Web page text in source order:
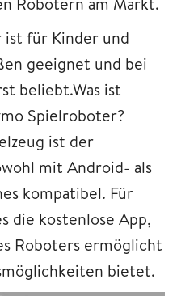
für Kinder und
geeignet und bei
beliebt.Was ist
Spielroboter?
ist der
mit Android- als
kompatibel. Für
die kostenlose App,
Roboters ermöglicht
bietet.